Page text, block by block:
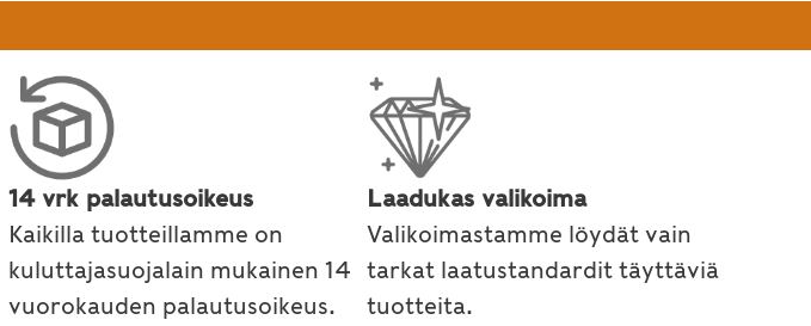
14 vrk palautusoikeus
Kaikilla tuotteillamme on
kuluttajasuojalain mukainen 14
vuorokauden palautusoikeus.
Laadukas valikoima
Valikoimastamme löydät vain
tarkat laatustandardit täyttäviä
tuotteita.